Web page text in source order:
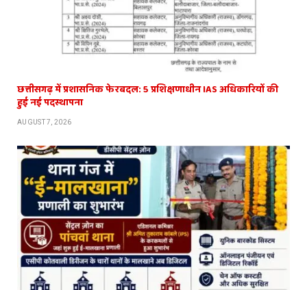
छत्तीसगढ़ में प्रशासनिक फेरबदल: 5 प्रशिक्षणाधीन IAS अधिकारियों की
हुई नई पदस्थापना
AUGUST 7, 2026